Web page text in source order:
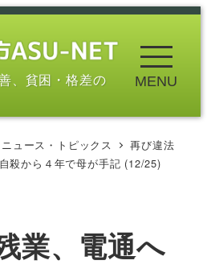
、貧困・格差の MENU
ニュース・トピックス
再び違法
殺から４年で母が手記 (12/25)
業、電通へ